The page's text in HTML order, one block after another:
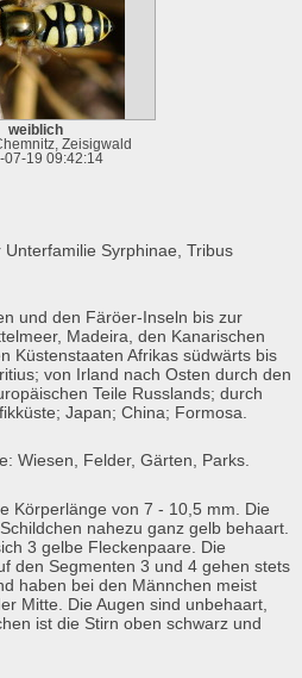
weiblich
Zeisigwald
07-19 09:42:14
Unterfamilie Syrphinae, Tribus
und den Färöer-Inseln bis zur
Madeira, den Kanarischen
Küstenstaaten Afrikas südwärts bis
von Irland nach Osten durch den
Teile Russlands; durch
Japan; China; Formosa.
Wiesen, Felder, Gärten, Parks.
Körperlänge von 7 - 10,5 mm. Die
nahezu ganz gelb behaart.
3 gelbe Fleckenpaare. Die
den Segmenten 3 und 4 gehen stets
haben bei den Männchen meist
Mitte. Die Augen sind unbehaart,
ist die Stirn oben schwarz und